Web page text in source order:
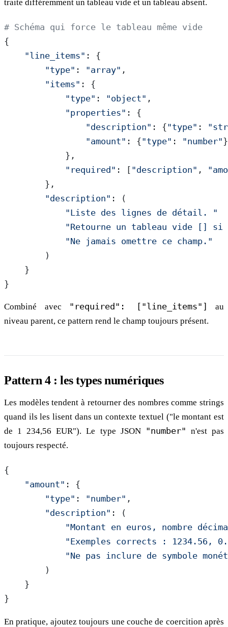
traite différemment un tableau vide et un tableau absent.
# Schéma qui force le tableau même vide
{
    "line_items"
: {
        "type"
: "array" ,
        "items"
: {
            "type"
: "object" ,
            "properties"
: {
                "description"
: {"type" :
                "amount"
: {"type" : "number"}
            },
            "required"
: [ "description" ,
        },
        "description"
: (
            "Liste des lignes de détail. "
"Retourne un tableau vide []
            "Ne jamais omettre ce champ."
        )
    }
}
Combiné avec "required": ["line_items"]
au
niveau parent, ce pattern rend le champ toujours présent.
Pattern 4 : les types numériques
Les modèles tendent à retourner des nombres comme strings
quand ils les lisent dans un contexte textuel ("le montant est
de 1 234,56 EUR"). Le type JSON "number" n'est pas
toujours respecté.
{
    "amount"
: {
        "type"
: "number" ,
        "description"
: (
"Montant en euros, nombre
"Exemples corrects : 1234.56,
"Ne pas inclure de symbole
        )
    }
}
En pratique, ajoutez toujours une couche de coercition après